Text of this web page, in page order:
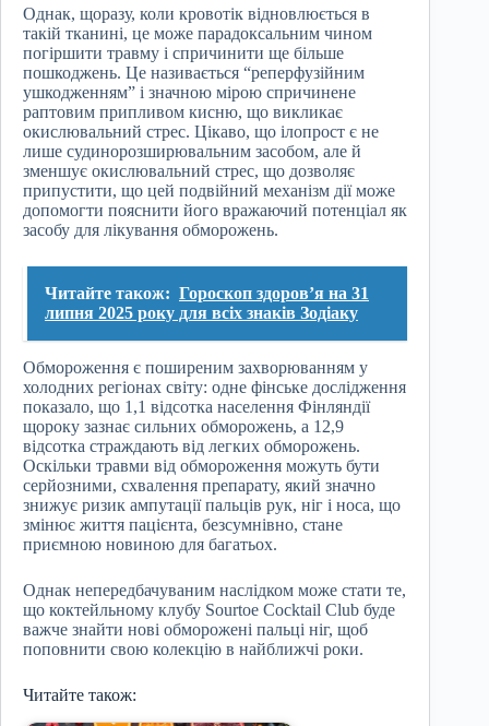
Однак, щоразу, коли кровотік відновлюється в
такій тканині, це може парадоксальним чином
погіршити травму і спричинити ще більше
пошкоджень. Це називається “реперфузійним
ушкодженням” і значною мірою спричинене
раптовим припливом кисню, що викликає
окислювальний стрес. Цікаво, що ілопрост є не
лише судинорозширювальним засобом, але й
зменшує окислювальний стрес, що дозволяє
припустити, що цей подвійний механізм дії може
допомогти пояснити його вражаючий потенціал як
засобу для лікування обморожень.
Читайте також: Гороскоп здоров’я на 31
липня 2025 року для всіх знаків Зодіаку
Обмороження є поширеним захворюванням у
холодних регіонах світу: одне фінське дослідження
показало, що 1,1 відсотка населення Фінляндії
щороку зазнає сильних обморожень, а 12,9
відсотка страждають від легких обморожень.
Оскільки травми від обмороження можуть бути
серйозними, схвалення препарату, який значно
знижує ризик ампутації пальців рук, ніг і носа, що
змінює життя пацієнта, безсумнівно, стане
приємною новиною для багатьох.
Однак непередбачуваним наслідком може стати те,
що коктейльному клубу Sourtoe Cocktail Club буде
важче знайти нові обморожені пальці ніг, щоб
поповнити свою колекцію в найближчі роки.
Читайте також: